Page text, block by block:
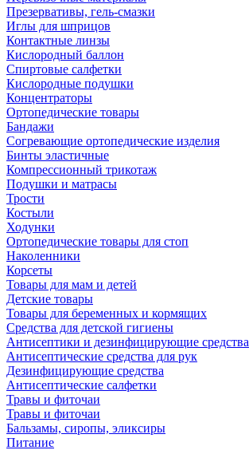
Презервативы, гель-смазки
Иглы для шприцов
Контактные линзы
Кислородный баллон
Спиртовые салфетки
Кислородные подушки
Концентраторы
Ортопедические товары
Бандажи
Согревающие ортопедические изделия
Бинты эластичные
Компрессионный трикотаж
Подушки и матрасы
Трости
Костыли
Ходунки
Ортопедические товары для стоп
Наколенники
Корсеты
Товары для мам и детей
Детские товары
Товары для беременных и кормящих
Средства для детской гигиены
Антисептики и дезинфицирующие средства
Антисептические средства для рук
Дезинфицирующие средства
Антисептические салфетки
Травы и фиточаи
Травы и фиточаи
Бальзамы, сиропы, эликсиры
Питание